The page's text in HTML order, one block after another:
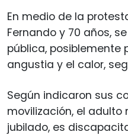
En medio de la
Fernando y 70 años,
pública, posiblemente
angustia y el calor,
Según indicaron sus
movilización, el
jubilado, es